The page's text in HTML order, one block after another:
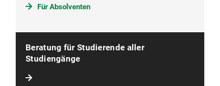
Für Absolventen
Beratung für Studierende aller
Studiengänge